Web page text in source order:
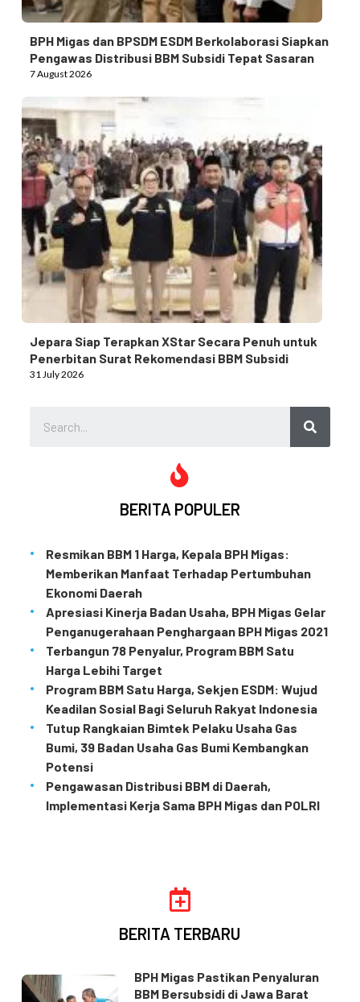
BPH Migas dan BPSDM ESDM Berkolaborasi Siapkan
Pengawas Distribusi BBM Subsidi Tepat Sasaran
7 August 2026
Jepara Siap Terapkan XStar Secara Penuh untuk
Penerbitan Surat Rekomendasi BBM Subsidi
31 July 2026
BERITA POPULER
Resmikan BBM 1 Harga, Kepala BPH Migas:
Memberikan Manfaat Terhadap Pertumbuhan
Ekonomi Daerah
Apresiasi Kinerja Badan Usaha, BPH Migas Gelar
Penganugerahaan Penghargaan BPH Migas 2021
Terbangun 78 Penyalur, Program BBM Satu
Harga Lebihi Target
Program BBM Satu Harga, Sekjen ESDM: Wujud
Keadilan Sosial Bagi Seluruh Rakyat Indonesia
Tutup Rangkaian Bimtek Pelaku Usaha Gas
Bumi, 39 Badan Usaha Gas Bumi Kembangkan
Potensi
Pengawasan Distribusi BBM di Daerah,
Implementasi Kerja Sama BPH Migas dan POLRI
BERITA TERBARU
BPH Migas Pastikan Penyaluran
BBM Bersubsidi di Jawa Barat